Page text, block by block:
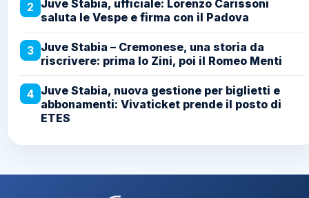
2 Juve Stabia, ufficiale: Lorenzo Carissoni
saluta le Vespe e firma con il Padova
3 Juve Stabia – Cremonese, una storia da
riscrivere: prima lo Zini, poi il Romeo Menti
4 Juve Stabia, nuova gestione per biglietti e
abbonamenti: Vivaticket prende il posto di
ETES